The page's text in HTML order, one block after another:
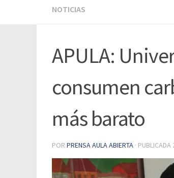
NOTICIAS
APULA:
consumen
más barato
POR PRENSA AULA ABIERTA · PUBLICADA